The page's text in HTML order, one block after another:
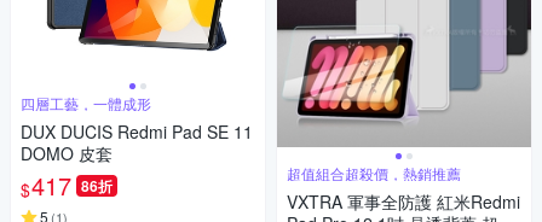
四層工藝，一體成形
DUX DUCIS Redmi Pad SE 11
DOMO 皮套
$417 86折
5 (1)
超值組合超殺價，熱銷推薦
VXTRA 軍事全防護 紅米Redmi